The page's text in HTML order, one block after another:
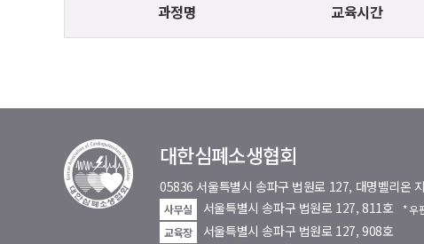
과정명 교육시간
대한심폐소생협회
05836 서울특별시 송파구 법원로 127, 대명벨리온
사무실 서울특별시 송파구 법원로 127, 811호
* 우
교육장
서울특별시 송파구 법원로 127, 908호